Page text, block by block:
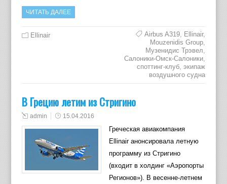
ЧИТАТЬ ДАЛЕЕ
Ellinair Airbus A319, Ellinair,
Mouzenidis Group,
Музенидис Трэвел,
Салоники-Омск-Салоники,
споттинг-клуб,экипаж
воздушного судна
В Грецию летим из Стригино
admin 15.04.2016
Греческая авиакомпания
Ellinair анонсировала летную
программу из Стригино
(входит в холдинг «Аэропорты
Регионов»). В весенне-летнем